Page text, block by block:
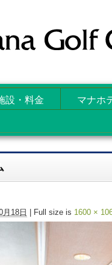
設・料金 マナホ
月18日 | Full size is 1600 ×